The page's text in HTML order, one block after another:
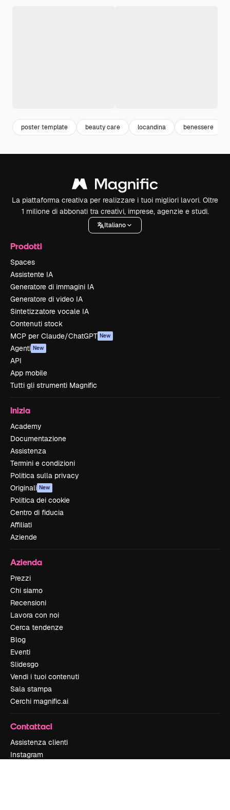
poster template beauty care locandina benessere
La piattaforma creativa per realizzare i tuoi migliori lavori. Oltre
1 milione di abbonati tra creativi, imprese, agenzie e studi.
Italiano
Prodotti
Spaces
Assistente IA
Generatore di immagini IA
Generatore di video IA
Sintetizzatore vocale IA
Contenuti stock
MCP per Claude/ChatGPT New
Agenti New
API
App mobile
Tutti gli strumenti Magnific
Inizia
Academy
Documentazione
Assistenza
Termini e condizioni
Politica sulla privacy
Originali New
Politica dei cookie
Centro di fiducia
Affiliati
Aziende
Azienda
Prezzi
Chi siamo
Recensioni
Lavora con noi
Cerca tendenze
Blog
Eventi
Slidesgo
Vendi i tuoi contenuti
Sala stampa
Cerchi magnific.ai
Contattaci
Assistenza clienti
Instagram